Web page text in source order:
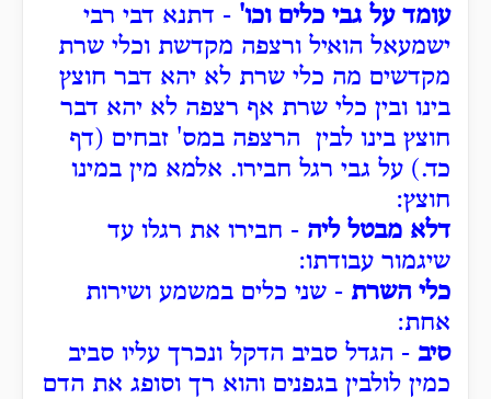
עומד על גבי כלים וכו' - דתנא דבי רבי
ישמעאל הואיל ורצפה מקדשת וכלי שרת
מקדשים מה כלי שרת לא יהא דבר חוצץ
בינו ובין כלי שרת אף רצפה לא יהא דבר
חוצץ בינו לבין הרצפה במס' זבחים (דף
כד.) על גבי רגל חבירו. אלמא מין במינו
חוצץ:
דלא מבטל ליה - חבירו את רגלו עד
שיגמור עבודתו:
כלי השרת - שני כלים במשמע ושירות
אחת:
סיב - הגדל סביב הדקל ונכרך עליו סביב
כמין לולבין בגפנים והוא רך וסופג את הדם